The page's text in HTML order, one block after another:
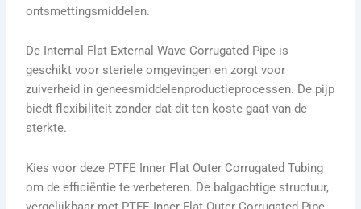
ontsmettingsmiddelen.
De Internal Flat External Wave Corrugated Pipe is
geschikt voor steriele omgevingen en zorgt voor
zuiverheid in geneesmiddelenproductieprocessen. De pijp
biedt flexibiliteit zonder dat dit ten koste gaat van de
sterkte.
Kies voor deze PTFE Inner Flat Outer Corrugated Tubing
om de efficiëntie te verbeteren. De balgachtige structuur,